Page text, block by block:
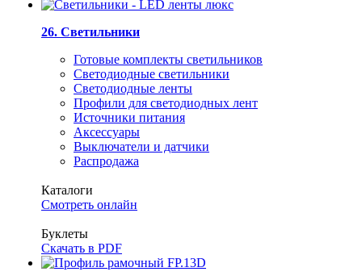
26. Светильники
Готовые комплекты светильников
Светодиодные светильники
Светодиодные ленты
Профили для светодиодных лент
Источники питания
Аксессуары
Выключатели и датчики
Распродажа
Каталоги
Смотреть онлайн
Буклеты
Скачать в PDF